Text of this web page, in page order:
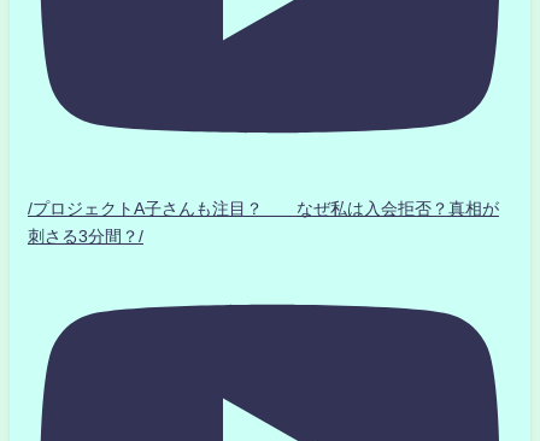
/プロジェクトA子さんも注目？ なぜ私は入会拒否？真相が
刺さる3分間？/